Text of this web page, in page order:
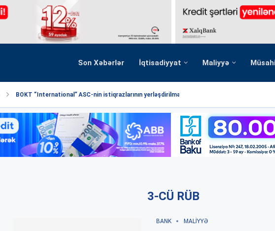
Son Xəbərlər İqtisadiyyat Maliyyə
BOKT “International” ASC-nin istiqrazlarının yerləşdirilməsi üzrə hərrac yekunlaşmışdır
3-CÜ RÜB
BANK MALIYYƏ